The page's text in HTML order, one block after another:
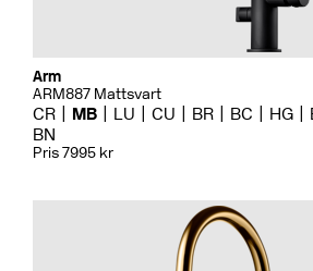
Arm
ARM887 Mattsvart
CR MB LU CU BR BC HG
BN
Pris 7995 kr